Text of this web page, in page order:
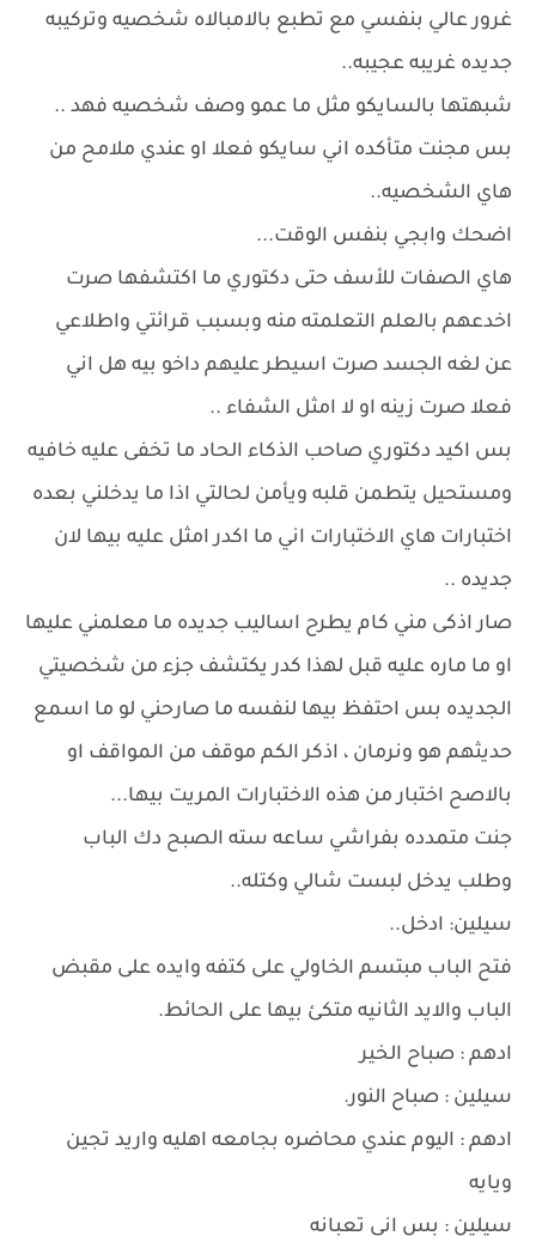
غرور عالي بنفسي مع تطبع بالامبالاه شخصيه وتركيبه
جديده غريبه عجيبه..
شبهتها بالسايكو مثل ما عمو وصف شخصيه فهد ..
بس مجنت متأكده اني سايكو فعلا او عندي ملامح من
هاي الشخصيه..
اضحك وابجي بنفس الوقت...
هاي الصفات للأسف حتى دكتوري ما اكتشفها صرت
اخدعهم بالعلم التعلمته منه وبسبب قرائتي واطلاعي
عن لغه الجسد صرت اسيطر عليهم داخو بيه هل اني
فعلا صرت زينه او لا امثل الشفاء ..
بس اكيد دكتوري صاحب الذكاء الحاد ما تخفى عليه خافيه
ومستحيل يتطمن قلبه ويأمن لحالتي اذا ما يدخلني بعده
اختبارات هاي الاختبارات اني ما اكدر امثل عليه بيها لان
جديده ..
صار اذكى مني كام يطرح اساليب جديده ما معلمني عليها
او ما ماره عليه قبل لهذا كدر يكتشف جزء من شخصيتي
الجديده بس احتفظ بيها لنفسه ما صارحني لو ما اسمع
حديثهم هو ونرمان ، اذكر الكم موقف من المواقف او
بالاصح اختبار من هذه الاختبارات المريت بيها...
جنت متمدده بفراشي ساعه سته الصبح دك الباب
وطلب يدخل لبست شالي وكتله..
سيلين: ادخل..
فتح الباب مبتسم الخاولي على كتفه وايده على مقبض
الباب والايد الثانيه متكئ بيها على الحائط.
ادهم : صباح الخير
سيلين : صباح النور.
ادهم : اليوم عندي محاضره بجامعه اهليه واريد تجين
ويايه
سيلين : بس اني تعبانه